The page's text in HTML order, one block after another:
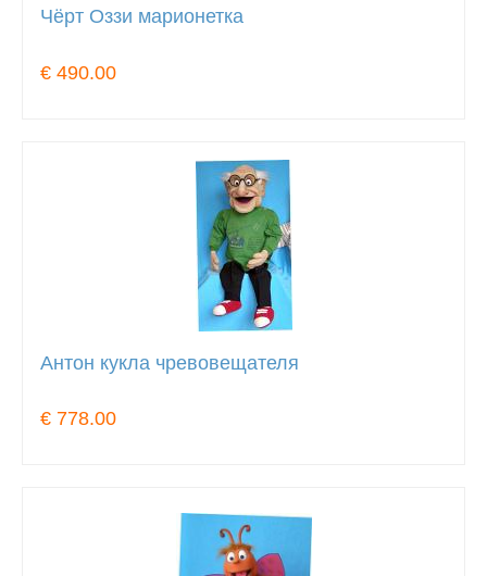
Чёрт Оззи марионетка
€ 490.00
Антон кукла чревовещателя
€ 778.00